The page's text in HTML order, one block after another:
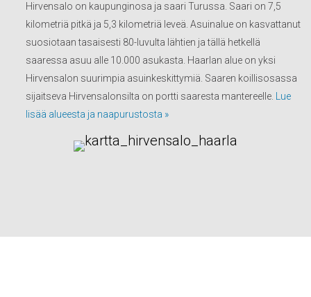
Hirvensalo on kaupunginosa ja saari Turussa. Saari on 7,5
kilometriä pitkä ja 5,3 kilometriä leveä. Asuinalue on kasvattanut
suosiotaan tasaisesti 80-luvulta lähtien ja tällä hetkellä
saaressa asuu alle 10.000 asukasta. Haarlan alue on yksi
Hirvensalon suurimpia asuinkeskittymiä. Saaren koillisosassa
sijaitseva Hirvensalonsilta on portti saaresta mantereelle.
Lue
lisää alueesta ja naapurustosta »